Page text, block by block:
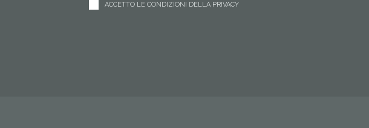
ACCETTO LE CONDIZIONI DELLA PRIVACY